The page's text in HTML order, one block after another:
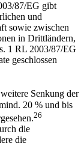
87/EG gibt
und
sowie zwischen
in Drittländern,
1 RL 2003/87/EG
geschlossen
Senkung der
20 % und bis
26
die
die